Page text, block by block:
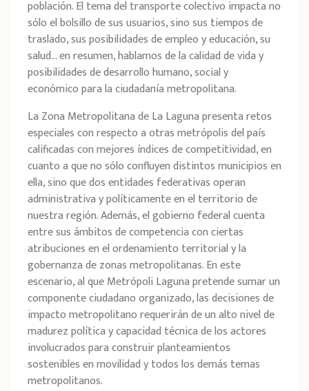
población. El tema del transporte colectivo impacta no
sólo el bolsillo de sus usuarios, sino sus tiempos de
traslado, sus posibilidades de empleo y educación, su
salud… en resumen, hablamos de la calidad de vida y
posibilidades de desarrollo humano, social y
económico para la ciudadanía metropolitana.
La Zona Metropolitana de La Laguna presenta retos
especiales con respecto a otras metrópolis del país
calificadas con mejores índices de competitividad, en
cuanto a que no sólo confluyen distintos municipios en
ella, sino que dos entidades federativas operan
administrativa y políticamente en el territorio de
nuestra región. Además, el gobierno federal cuenta
entre sus ámbitos de competencia con ciertas
atribuciones en el ordenamiento territorial y la
gobernanza de zonas metropolitanas. En este
escenario, al que Metrópoli Laguna pretende sumar un
componente ciudadano organizado, las decisiones de
impacto metropolitano requerirán de un alto nivel de
madurez política y capacidad técnica de los actores
involucrados para construir planteamientos
sostenibles en movilidad y todos los demás temas
metropolitanos.